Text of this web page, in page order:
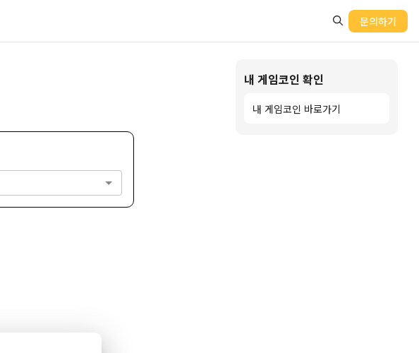
문의하기
내 게임코인 확인
내 게임코인 바로가기